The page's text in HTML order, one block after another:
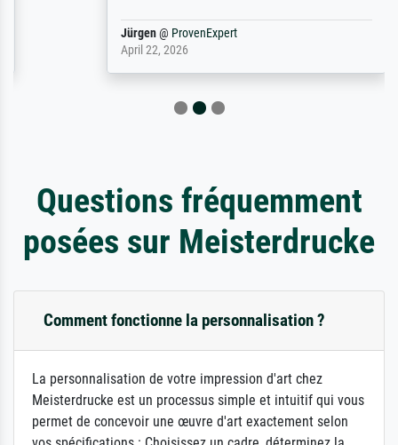
@ProvenExpert
April 22, 2026
Questions fréquemment
posées sur Meisterdrucke
Comment fonctionne la personnalisation ?
La personnalisation de votre impression d'art chez
Meisterdrucke est un processus simple et intuitif qui vous
permet de concevoir une œuvre d'art exactement selon